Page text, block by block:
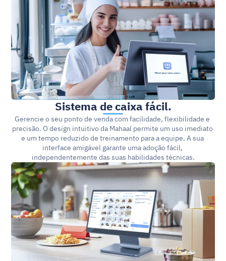
Sistema de caixa fácil.
Gerencie o seu ponto de venda com facilidade, flexibilidade e
precisão. O design intuitivo da Mahaal permite um uso imediato
e um tempo reduzido de treinamento para a equipe. A sua
interface amigável garante uma adoção fácil,
independentemente das suas habilidades técnicas.